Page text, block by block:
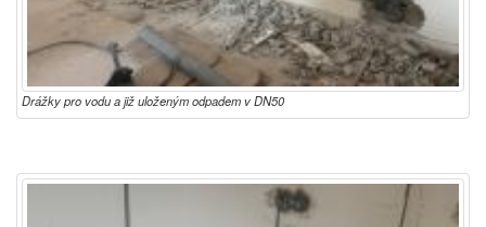
Drážky pro vodu a již uloženým odpadem v DN50